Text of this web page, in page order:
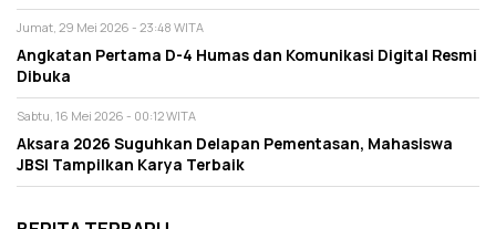
Jumat, 29 Mei 2026 - 23:48 WITA
Angkatan Pertama D-4 Humas dan Komunikasi Digital Resmi
Dibuka
Sabtu, 16 Mei 2026 - 00:12 WITA
Aksara 2026 Suguhkan Delapan Pementasan, Mahasiswa
JBSI Tampilkan Karya Terbaik